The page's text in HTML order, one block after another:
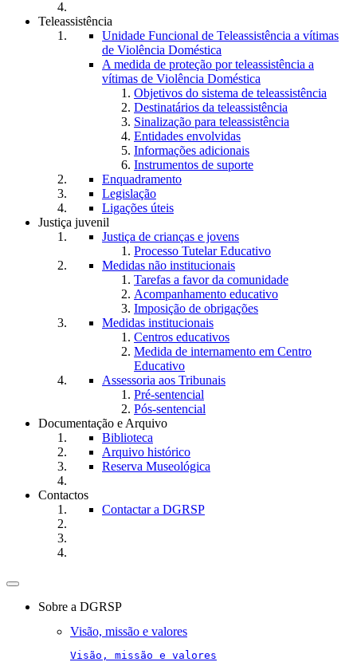
Teleassistência
Unidade Funcional de Teleassistência a vítimas
de Violência Doméstica
A medida de proteção por teleassistência a
vítimas de Violência Doméstica
Objetivos do sistema de teleassistência
Destinatários da teleassistência
Sinalização para teleassistência
Entidades envolvidas
Informações adicionais
Instrumentos de suporte
Enquadramento
Legislação
Ligações úteis
Justiça juvenil
Justiça de crianças e jovens
Processo Tutelar Educativo
Medidas não institucionais
Tarefas a favor da comunidade
Acompanhamento educativo
Imposição de obrigações
Medidas institucionais
Centros educativos
Medida de internamento em Centro
Educativo
Assessoria aos Tribunais
Pré-sentencial
Pós-sentencial
Documentação e Arquivo
Biblioteca
Arquivo histórico
Reserva Museológica
Contactos
Contactar a DGRSP
Toggle
navigationSobre a DGRSP
Visão, missão e valores
Visão, missão e valores